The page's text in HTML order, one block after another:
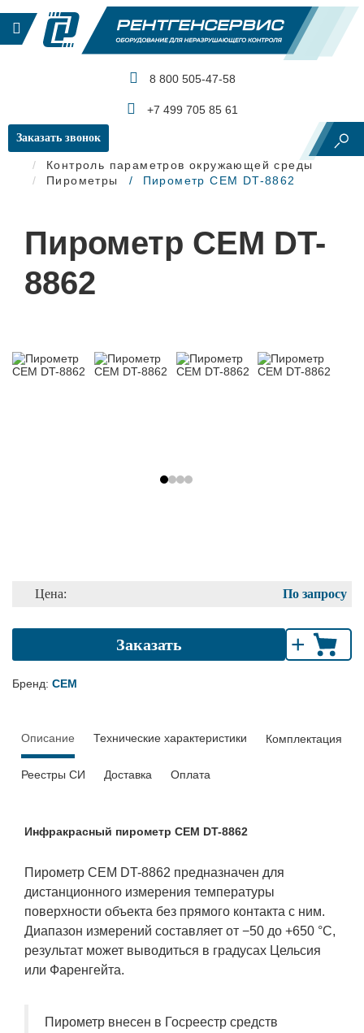
8 800 505-47-58
+7 499 705 85 61
Заказать звонок
Главная
Контроль параметров окружающей среды
Пирометры
Пирометр CEM DT-8862
Пирометр CEM DT-
8862
По запросу
Цена:
Заказать +
Бренд: CEM
Описание Технические характеристики Комплектация
Реестры СИ Доставка Оплата
Инфракрасный пирометр CEM DT-8862
Пирометр CEM DT-8862 предназначен для
дистанционного измерения температуры
поверхности объекта без прямого контакта с ним.
Диапазон измерений составляет от −50 до +650 °С,
результат может выводиться в градусах Цельсия
или Фаренгейта.
Пирометр внесен в Госреестр средств